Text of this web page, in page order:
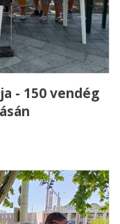
- 150 vendég